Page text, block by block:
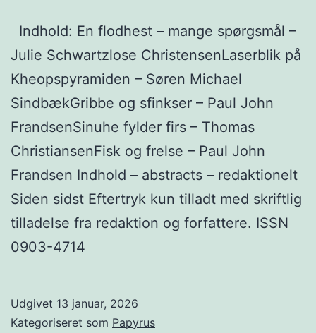
Indhold: En flodhest – mange spørgsmål –
Julie Schwartzlose ChristensenLaserblik på
Kheopspyramiden – Søren Michael
SindbækGribbe og sfinkser – Paul John
FrandsenSinuhe fylder firs – Thomas
ChristiansenFisk og frelse – Paul John
Frandsen Indhold – abstracts – redaktionelt
Siden sidst Eftertryk kun tilladt med skriftlig
tilladelse fra redaktion og forfattere. ISSN
0903-4714
Udgivet 13 januar, 2026
Kategoriseret som Papyrus